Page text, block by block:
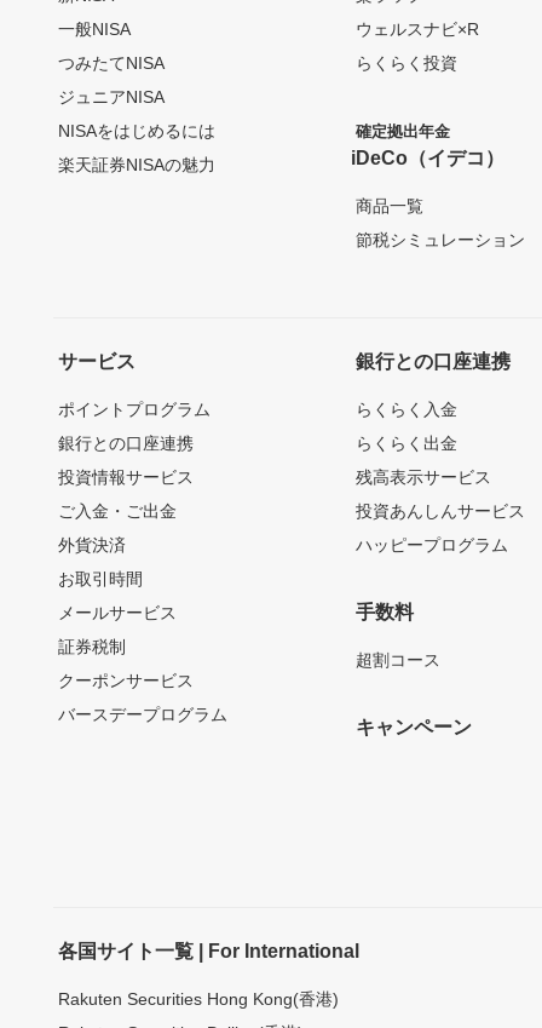
一般NISA
つみたてNISA
ジュニアNISA
NISAをはじめるには
楽天証券NISAの魅力
ウェルスナビ×R
らくらく投資
確定拠出年金
iDeCo（イデコ）
商品一覧
節税シミュレーション
サービス
ポイントプログラム
銀行との口座連携
投資情報サービス
ご入金・ご出金
外貨決済
お取引時間
メールサービス
証券税制
クーポンサービス
バースデープログラム
銀行との口座連携
らくらく入金
らくらく出金
残高表示サービス
投資あんしんサービス
ハッピープログラム
手数料
超割コース
キャンペーン
各国サイト一覧 | For International
Rakuten Securities Hong Kong(香港)